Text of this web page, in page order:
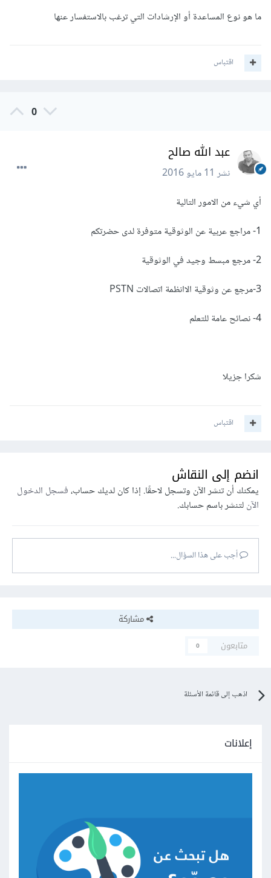
ما هو نوع المساعدة أو الإرشادات التي ترغب بالاستفسار عنها
اقتباس
0
عبد الله صالح
نشر11 مايو 2016
أي شيء من الامور التالية
1- مراجع عربية عن الوثوقية متوفرة لدى حضرتكم
2- مرجع مبسط وجيد في الوثوقية
3-مرجع عن وثوقية الاانظمة اتصالات PSTN
4- نصائح عامة للتعلم
شكرا جزيلا
اقتباس
انضم إلى النقاش
يمكنك أن تنشر الآن وتسجل لاحقًا. إذا كان لديك حساب،فسجل الدخول
الآنلتنشر باسم حسابك.
أجب على هذا السؤال...
مشاركة
متابعون
0
اذهب إلى قائمة الأسئلة
إعلانات